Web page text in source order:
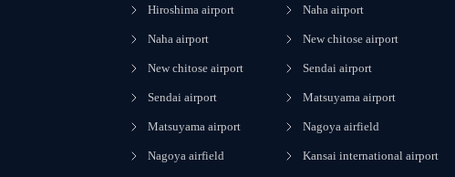
Hiroshima airport
Naha airport
New chitose airport
Sendai airport
Matsuyama airport
Nagoya airfield
Naha airport
New chitose airport
Sendai airport
Matsuyama airport
Nagoya airfield
Kansai international airport